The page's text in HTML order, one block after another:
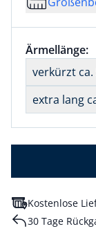
Ärmellänge:
verkürzt ca.
extra lang
Kostenlose
30 Tage